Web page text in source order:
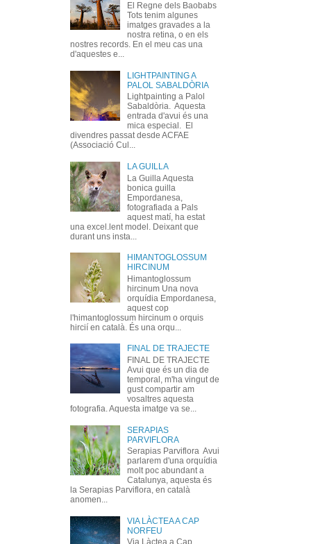
El Regne dels Baobabs
Tots tenim algunes
imatges gravades a la
nostra retina, o en els
nostres records. En el meu cas una
d'aquestes e...
LIGHTPAINTING A
PALOL SABALDÒRIA
Lightpainting a Palol
Sabaldòria. Aquesta
entrada d'avui és una
mica especial. El
divendres passat desde ACFAE
(Associació Cul...
LA GUILLA
La Guilla Aquesta
bonica guilla
Empordanesa,
fotografiada a Pals
aquest matí, ha estat
una excel.lent model. Deixant que
durant uns insta...
HIMANTOGLOSSUM
HIRCINUM
Himantoglossum
hircinum Una nova
orquídia Empordanesa,
aquest cop
l'himantoglossum hircinum o orquis
hircií en català. És una orqu...
FINAL DE TRAJECTE
FINAL DE TRAJECTE
Avui que és un dia de
temporal, m'ha vingut de
gust compartir am
vosaltres aquesta
fotografia. Aquesta imatge va se...
SERAPIAS
PARVIFLORA
Serapias Parviflora Avui
parlarem d'una orquídia
molt poc abundant a
Catalunya, aquesta és
la Serapias Parviflora, en català
anomen...
VIA LÀCTEA A CAP
NORFEU
Via Làctea a Cap